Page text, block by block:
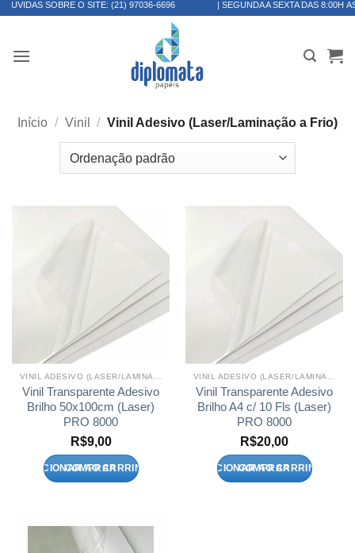
Skip
content
O SITE:(21) 97036-6696 | SEGUNDA A SEXTA DAS 8:00H ÀS 17:30H
Início / Vinil / Vinil Adesivo (Laser/Laminação a Frio)
Vinil Transparente Adesivo
Brilho 50x100cm (Laser)
PRO 8000
R$9,00
ADICIONAR AO CARRINHO
Vinil Transparente Adesivo
Brilho A4 c/ 10 Fls (Laser)
PRO 8000
R$20,00
ADICIONAR AO CARRINHO